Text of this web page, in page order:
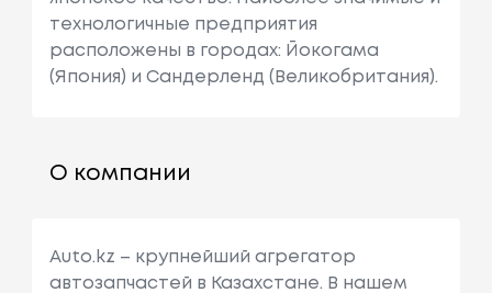
технологичные предприятия
расположены в городах: Йокогама
(Япония) и Сандерленд (Великобритания).
О компании
Auto.kz – крупнейший агрегатор
автозапчастей в Казахстане. В нашем